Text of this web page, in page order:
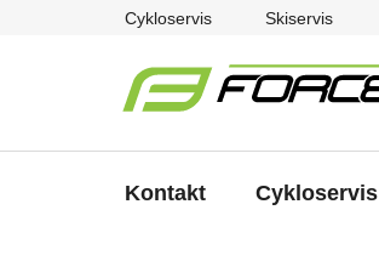
Cykloservis Skiservis
Kontakt Cykloservis